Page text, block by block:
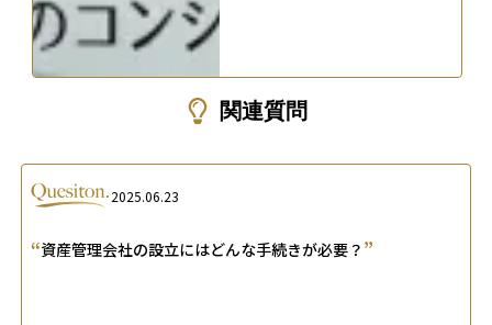
関連質問
2025.06.23
“資産管理会社の設立にはどんな手続きが必要？ ”